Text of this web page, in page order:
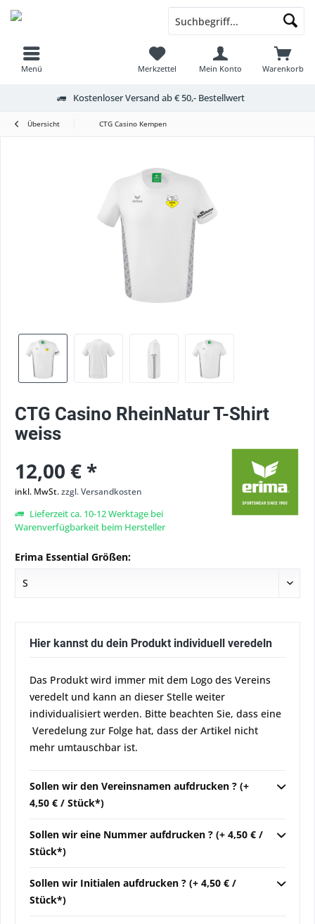
Menü Warenkorb
Merkzettel Mein Konto
Kostenloser Versand ab € 50,- Bestellwert
Übersicht CTG Casino Kempen
CTG Casino RheinNatur T-Shirt
weiss
12,00 € *
inkl. MwSt.zzgl. Versandkosten
Lieferzeit ca. 10-12 Werktage bei
Warenverfügbarkeit beim Hersteller
Erima Essential Größen:
Hier kannst du dein Produkt individuell veredeln
Das Produkt wird immer mit dem Logo des Vereins
veredelt und kann an dieser Stelle weiter
individualisiert werden. Bitte beachten Sie, dass eine
Veredelung zur Folge hat, dass der Artikel nicht
mehr umtauschbar ist.
Sollen wir den Vereinsnamen aufdrucken ? (+
4,50 € / Stück*)
Sollen wir eine Nummer aufdrucken ? (+ 4,50 € /
Stück*)
Sollen wir Initialen aufdrucken ? (+ 4,50 € /
Stück*)